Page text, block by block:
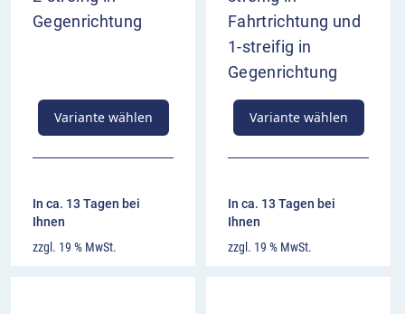
Gegenrichtung
Variante wählen
In ca. 13 Tagen bei
Ihnen
zzgl. 19 % MwSt.
Fahrtrichtung und
1-streifig in
Gegenrichtung
Variante wählen
In ca. 13 Tagen bei
Ihnen
zzgl. 19 % MwSt.